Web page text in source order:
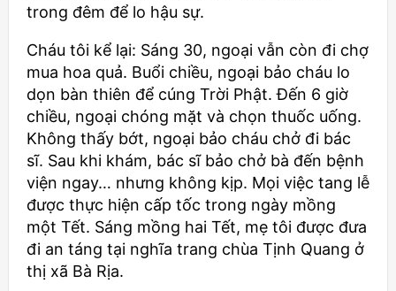
trong đêm để lo hậu sự.
Cháu tôi kể lại: Sáng 30, ngoại vẫn còn đi chợ
mua hoa quả. Buổi chiều, ngoại bảo cháu lo
dọn bàn thiên để cúng Trời Phật. Đến 6 giờ
chiều, ngoại chóng mặt và chọn thuốc uống.
Không thấy bớt, ngoại bảo cháu chở đi bác
sĩ. Sau khi khám, bác sĩ bảo chở bà đến bệnh
viện ngay… nhưng không kịp. Mọi việc tang lễ
được thực hiện cấp tốc trong ngày mồng
một Tết. Sáng mồng hai Tết, mẹ tôi được đưa
đi an táng tại nghĩa trang chùa Tịnh Quang ở
thị xã Bà Rịa.